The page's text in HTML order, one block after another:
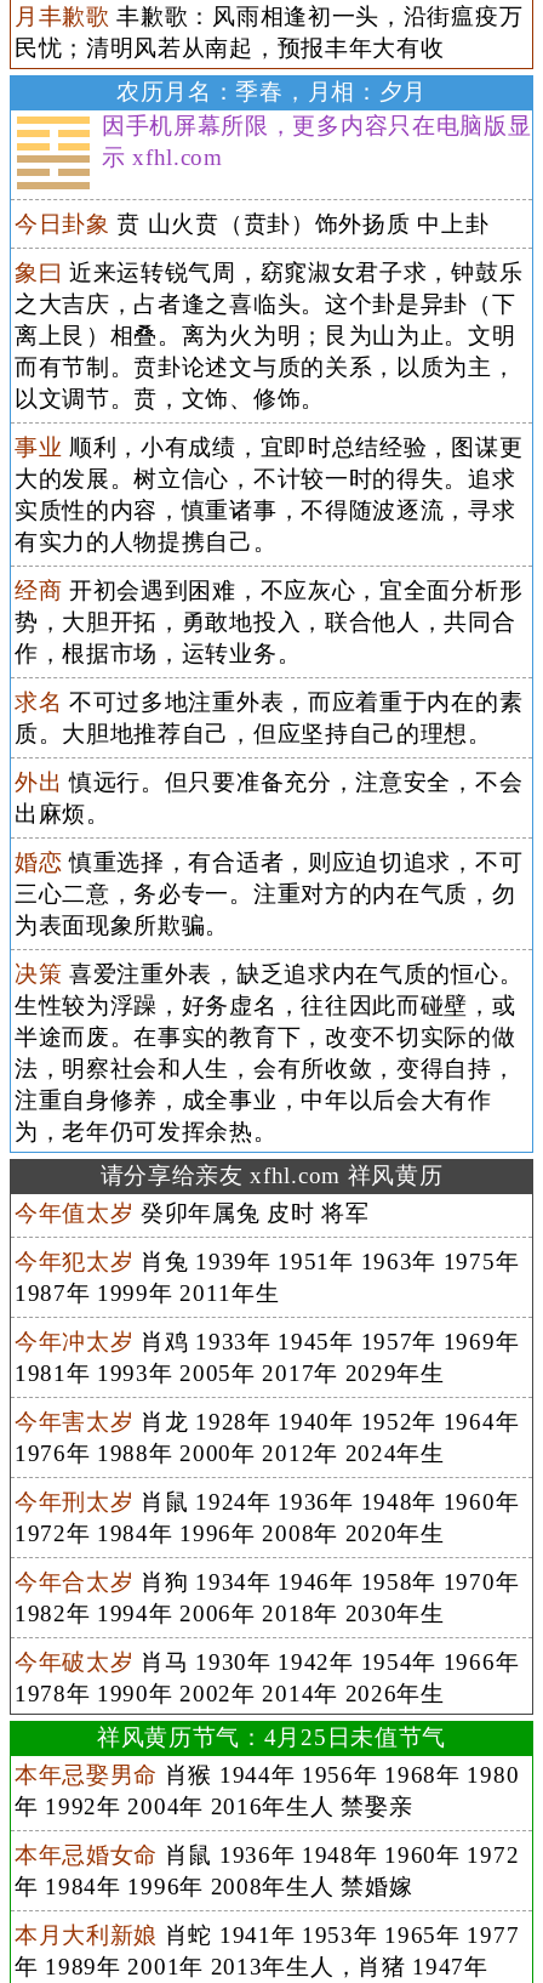
月丰歉歌 丰歉歌：风雨相逢初一头，沿街瘟疫万
民忧；清明风若从南起，预报丰年大有收
农历月名：季春，月相：夕月
因手机屏幕所限，更多内容只在电脑版显
示 xfhl.com
今日卦象 贲 山火贲（贲卦）饰外扬质 中上卦
象曰 近来运转锐气周，窈窕淑女君子求，钟鼓乐
之大吉庆，占者逢之喜临头。这个卦是异卦（下
离上艮）相叠。离为火为明；艮为山为止。文明
而有节制。贲卦论述文与质的关系，以质为主，
以文调节。贲，文饰、修饰。
事业 顺利，小有成绩，宜即时总结经验，图谋更
大的发展。树立信心，不计较一时的得失。追求
实质性的内容，慎重诸事，不得随波逐流，寻求
有实力的人物提携自己。
经商 开初会遇到困难，不应灰心，宜全面分析形
势，大胆开拓，勇敢地投入，联合他人，共同合
作，根据市场，运转业务。
求名 不可过多地注重外表，而应着重于内在的素
质。大胆地推荐自己，但应坚持自己的理想。
外出 慎远行。但只要准备充分，注意安全，不会
出麻烦。
婚恋 慎重选择，有合适者，则应迫切追求，不可
三心二意，务必专一。注重对方的内在气质，勿
为表面现象所欺骗。
决策 喜爱注重外表，缺乏追求内在气质的恒心。
生性较为浮躁，好务虚名，往往因此而碰壁，或
半途而废。在事实的教育下，改变不切实际的做
法，明察社会和人生，会有所收敛，变得自持，
注重自身修养，成全事业，中年以后会大有作
为，老年仍可发挥余热。
请分享给亲友 xfhl.com 祥风黄历
今年值太岁 癸卯年属兔 皮时 将军
今年犯太岁 肖兔 1939年 1951年 1963年 1975年
1987年 1999年 2011年生
今年冲太岁 肖鸡 1933年 1945年 1957年 1969年
1981年 1993年 2005年 2017年 2029年生
今年害太岁 肖龙 1928年 1940年 1952年 1964年
1976年 1988年 2000年 2012年 2024年生
今年刑太岁 肖鼠 1924年 1936年 1948年 1960年
1972年 1984年 1996年 2008年 2020年生
今年合太岁 肖狗 1934年 1946年 1958年 1970年
1982年 1994年 2006年 2018年 2030年生
今年破太岁 肖马 1930年 1942年 1954年 1966年
1978年 1990年 2002年 2014年 2026年生
祥风黄历节气：4月25日未值节气
本年忌娶男命 肖猴 1944年 1956年 1968年 1980
年 1992年 2004年 2016年生人 禁娶亲
本年忌婚女命 肖鼠 1936年 1948年 1960年 1972
年 1984年 1996年 2008年生人 禁婚嫁
本月大利新娘 肖蛇 1941年 1953年 1965年 1977
年 1989年 2001年 2013年生人，肖猪 1947年